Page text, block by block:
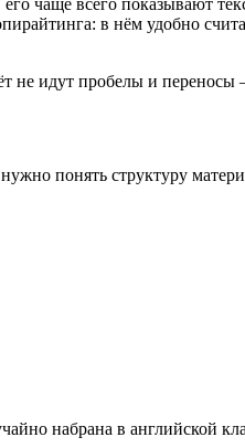
чаще всего показывают
в нём удобно
не идут пробелы и переносы
понять структуру
набрана в английской